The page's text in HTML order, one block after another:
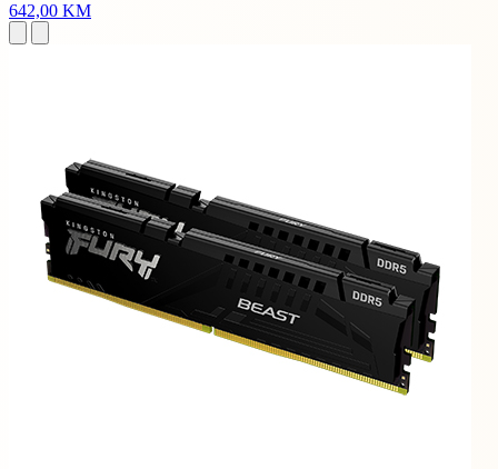
642,00 KM